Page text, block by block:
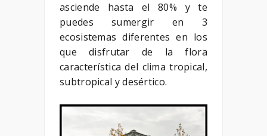
asciende hasta el 80% y te
puedes sumergir en 3
ecosistemas diferentes en los
que disfrutar de la flora
característica del clima tropical,
subtropical y desértico.